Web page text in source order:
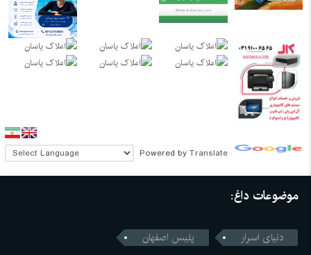
Powered by Translate
موضوعات داغ:
دنیای اسرار
پلیس اصفهان